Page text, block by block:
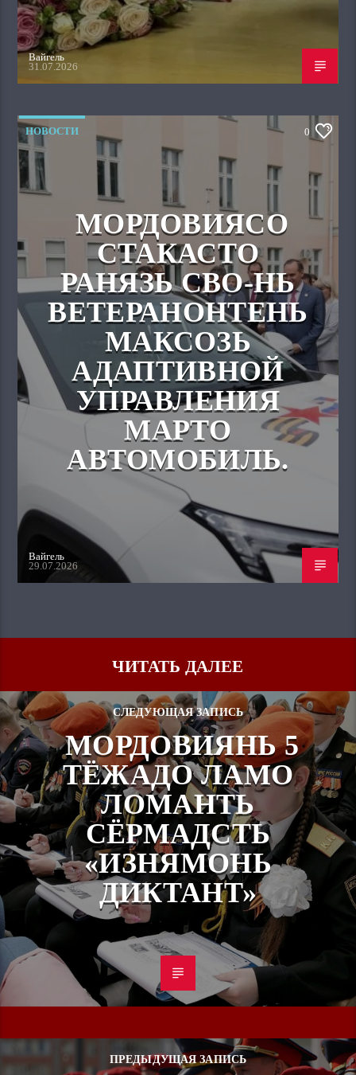
Вайгель
31.07.2026
НОВОСТИ 0
МОРДОВИЯСО
СТАКАСТО
РАНЯЗЬ СВО-НЬ
ВЕТЕРАНОНТЕНЬ
МАКСОЗЬ
АДАПТИВНОЙ
УПРАВЛЕНИЯ
МАРТО
АВТОМОБИЛЬ.
Вайгель
29.07.2026
ЧИТАТЬ ДАЛЕЕ
СЛЕДУЮЩАЯ ЗАПИСЬ
МОРДОВИЯНЬ 5
ТЁЖАДО ЛАМО
ЛОМАНТЬ
СЁРМАДСТЬ
«ИЗНЯМОНЬ
ДИКТАНТ»
ПРЕДЫДУЩАЯ ЗАПИСЬ